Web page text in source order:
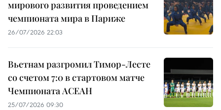
мирового развития проведением
чемпионата мира в Париже
26/07/2026 22:03
Вьетнам разгромил Тимор-Лесте
со счетом 7:0 в стартовом матче
Чемпионата АСЕАН
25/07/2026 09:30